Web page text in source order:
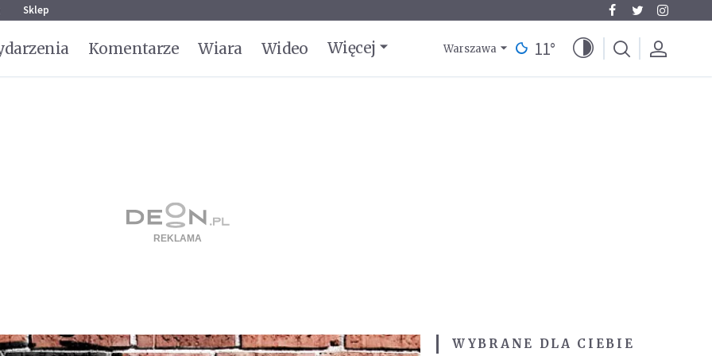
Sklep
Komentarze Wiara Wideo Więcej Warszawa 11°
WYBRANE DLA CIEBIE